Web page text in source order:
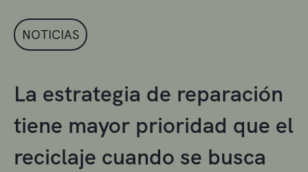
NOTICIAS
La estrategia de reparación
tiene mayor prioridad que el
reciclaje cuando se busca